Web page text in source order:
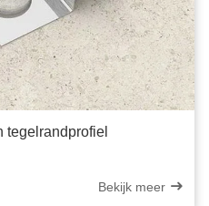
tegelrandprofiel
Bekijk meer